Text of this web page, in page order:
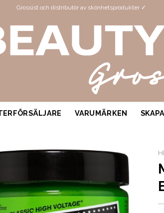
Grossist och distributör av skönhetsprodukter ✓
VARUMÄRKEN